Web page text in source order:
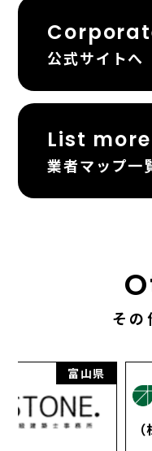
公式サイトへ
List more
業者マップ一
その
（株）小椋建築